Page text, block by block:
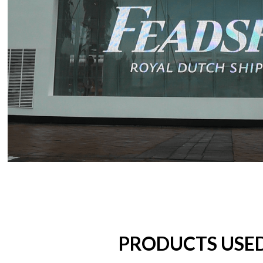
PRODUCTS